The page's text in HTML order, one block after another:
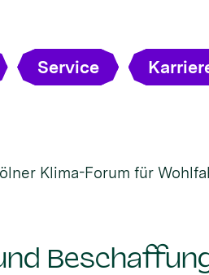
Service
Klima-Forum für